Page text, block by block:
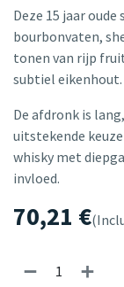
Deze 15 jaar
bourbonvaten,
tonen van rijp
subtiel eikenhout.
De afdronk is
uitstekende
whisky met
invloed.
70,21 €